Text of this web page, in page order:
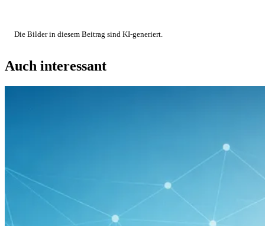
Die Bilder in diesem Beitrag sind KI-generiert.
Auch interessant